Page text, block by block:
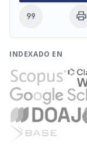
format_quote print
INDEXADO EN